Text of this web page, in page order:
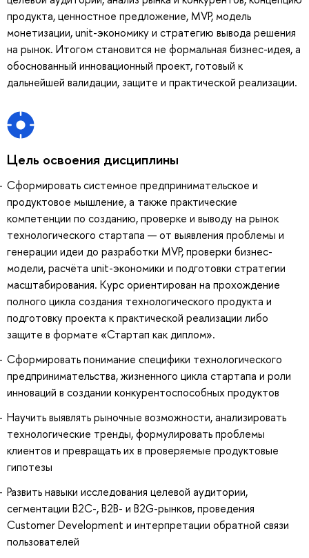
продукта, ценностное предложение, MVP, модель
монетизации, unit-экономику и стратегию вывода решения
на рынок. Итогом становится не формальная бизнес-идея, а
обоснованный инновационный проект, готовый к
дальнейшей валидации, защите и практической реализации.
Цель освоения дисциплины
Сформировать системное предпринимательское и
продуктовое мышление, а также практические
компетенции по созданию, проверке и выводу на рынок
технологического стартапа — от выявления проблемы и
генерации идеи до разработки MVP, проверки бизнес-
модели, расчёта unit-экономики и подготовки стратегии
масштабирования. Курс ориентирован на прохождение
полного цикла создания технологического продукта и
подготовку проекта к практической реализации либо
защите в формате «Стартап как диплом».
Сформировать понимание специфики технологического
предпринимательства, жизненного цикла стартапа и роли
инноваций в создании конкурентоспособных продуктов
Научить выявлять рыночные возможности, анализировать
технологические тренды, формулировать проблемы
клиентов и превращать их в проверяемые продуктовые
гипотезы
Развить навыки исследования целевой аудитории,
сегментации B2C-, B2B- и B2G-рынков, проведения
Customer Development и интерпретации обратной связи
пользователей